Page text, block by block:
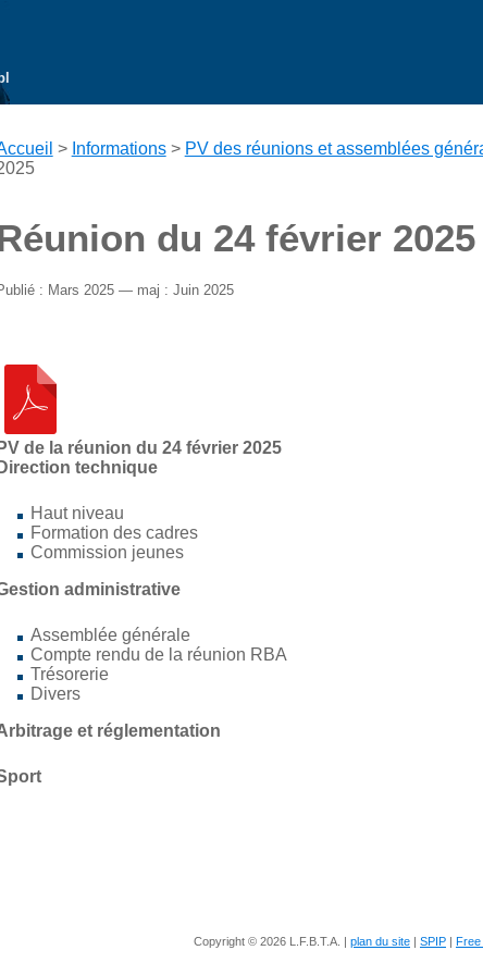
> Informations> PV des réunions et assemblées
du 24 février 2025
: Mars 2025 — maj : Juin 2025
PV de la réunion du 24 février 2025
Direction technique
Haut niveau
Formation des cadres
Commission jeunes
administrative
Assemblée générale
Compte rendu de la réunion RBA
Trésorerie
Divers
et réglementation
Copyright © 2026 L.F.B.T.A. | plan du site | SPIP | Free